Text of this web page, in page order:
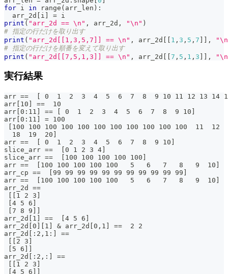
for i in range ( arr_len ) :
  arr_2d
[ i ] = i
print ( "arr_2d == \n" , arr_2d , "\n" )
# 指定の行だけを取り出す
print ( "arr_2d[[1,3,5,7]] == \n" , arr_2d [ [ 1 , 3 , 5 , 7 ] ] ,
# 指定の行だけを順番を変えて取り出す
print ( "arr_2d[[7,5,1,3]] == \n" , arr_2d [ [7 , 5 , 1 , 3 ] ] ,
実行結果
arr ==  [ 0  1  2  3  4  5  6  7  8  9 10 11 12 13 14
arr[10] ==  10
arr[0:11] == [ 0  1  2  3  4  5  6  7  8  9 10]
arr[0:11] = 100
[100 100 100 100 100 100 100 100 100 100 100  11
  18  19  20]
arr ==  [ 0  1  2  3  4  5  6  7  8  9 10]
slice_arr ==  [0 1 2 3 4]
slice_arr ==  [100 100 100 100 100]
arr ==  [100 100 100 100 100   5   6   7   8   9  10]
arr_cp ==  [99 99 99 99 99 99 99 99 99 99 99]
arr ==  [100 100 100 100 100   5   6   7   8   9  10]
arr_2d ==
[[1 2 3]
[4 5 6]
[7 8 9]]
arr_2d[1] ==  [4 5 6]
arr_2d[0][1] & arr_2d[0,1] ==  2 2
arr_2d[:2,1:] ==
[[2 3]
[5 6]]
arr_2d[:2,:] ==
[[1 2 3]
[4 5 6]]